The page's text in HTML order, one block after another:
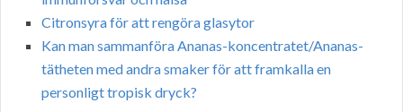
Citronsyra för att rengöra glasytor
Kan man sammanföra Ananas-koncentratet/Ananas-
tätheten med andra smaker för att framkalla en
personligt tropisk dryck?